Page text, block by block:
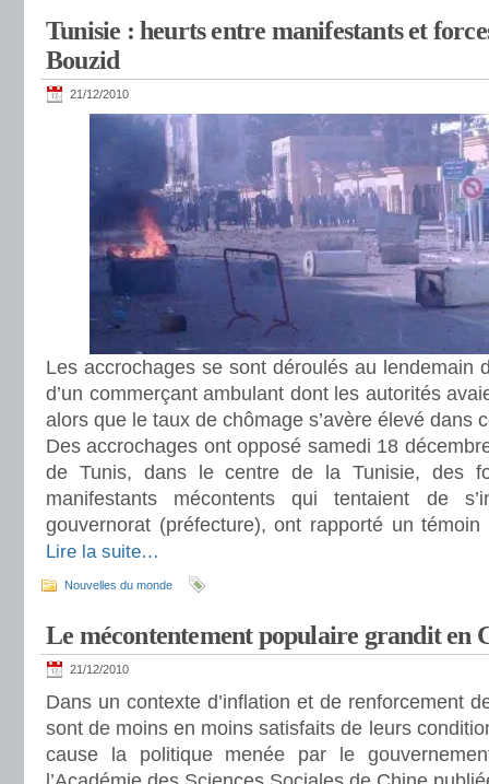
Tunisie : heurts entre manifestants et
Bouzid
21/12/2010
Les accrochages se sont déroulés au lendemain
d’un commerçant ambulant dont les autorités
alors que le taux de chômage s’avère élevé dans
Des accrochages ont opposé samedi 18
de Tunis, dans le centre de la Tunisie, des
manifestants mécontents qui tentaient de
gouvernorat (préfecture), ont rapporté un témoin
Lire la suite…
Nouvelles du monde
Le mécontentement populaire grandit en
21/12/2010
Dans un contexte d’inflation et de renforcement
sont de moins en moins satisfaits de leurs
cause la politique menée par le